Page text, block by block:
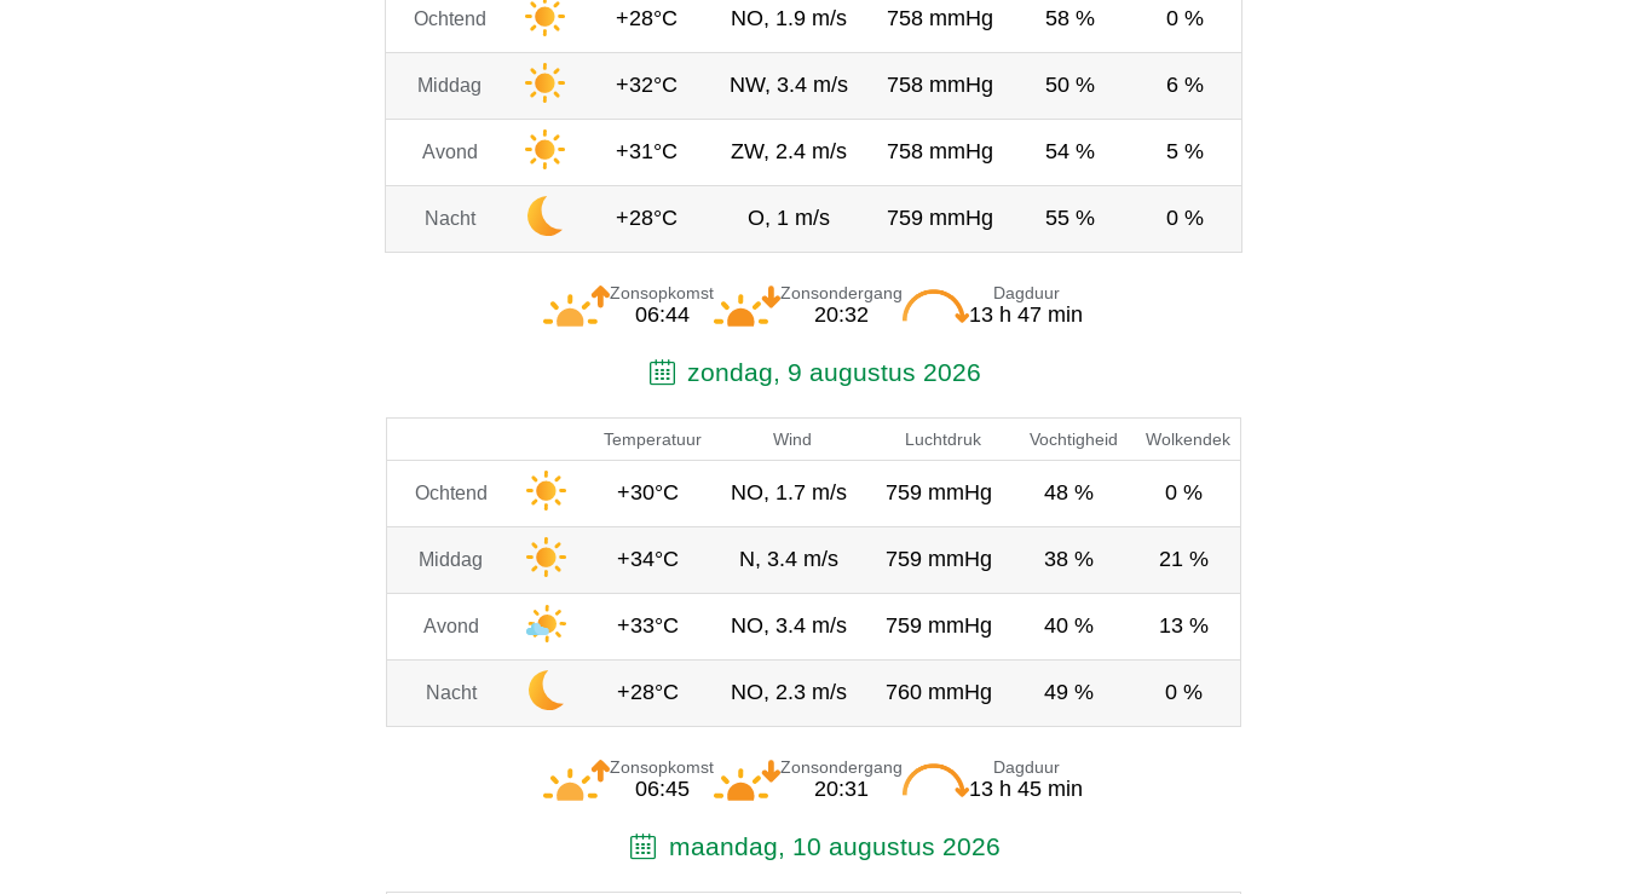
Ochtend +28°C NO, 1.9 m/s 758 mmHg 58 % 0 %
Middag +32°C NW, 3.4 m/s 758 mmHg 50 % 6 %
Avond +31°C ZW, 2.4 m/s 758 mmHg 54 % 5 %
Nacht +28°C O, 1 m/s 759 mmHg 55 % 0 %
Zonsopkomst
06:44
Zonsondergang
20:32
Dagduur
13 h 47 min
zondag, 9 augustus 2026
Temperatuur Wind Luchtdruk Vochtigheid Wolkendek
Ochtend +30°C NO, 1.7 m/s 759 mmHg 48 % 0 %
Middag +34°C N, 3.4 m/s 759 mmHg 38 % 21 %
Avond +33°C NO, 3.4 m/s 759 mmHg 40 % 13 %
Nacht +28°C NO, 2.3 m/s 760 mmHg 49 % 0 %
Zonsopkomst
06:45
Zonsondergang
20:31
Dagduur
13 h 45 min
maandag, 10 augustus 2026